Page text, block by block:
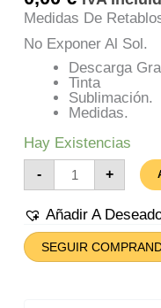
Medidas De
No Exponer Al Sol.
Descarga
Tinta
Sublimación.
Medidas.
Hay Existencias
-
Catalogo
De
Medidas
Retablos
Azulejo
Cantidad
+
Añadir A
SEGUIR